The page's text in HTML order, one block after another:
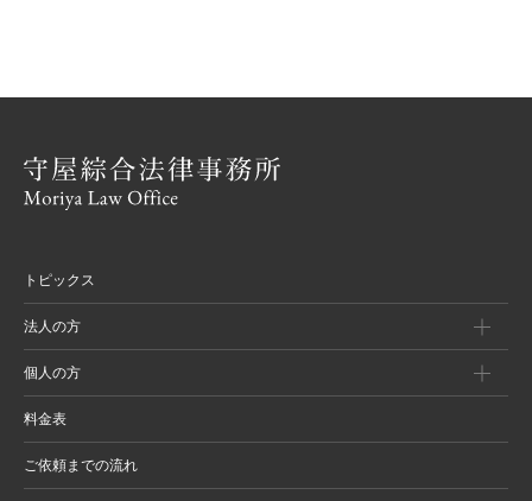
トピックス
法人の方
個人の方
料金表
ご依頼までの流れ